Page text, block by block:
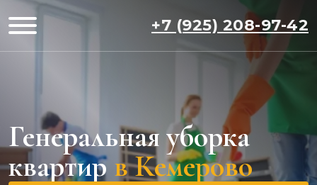
+7 (925) 208-97-42
Генеральная уборка
квартир в Кемерово